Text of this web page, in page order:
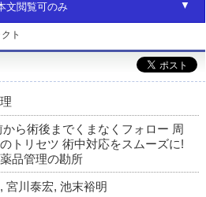
文閲覧可のみ
ト
から術後までくまなくフォロー 周
トリセツ 術中対応をスムーズに!
品管理の勘所
宮川泰宏, 池末裕明